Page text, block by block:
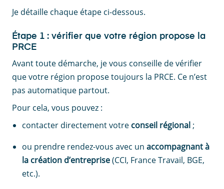
Je détaille chaque étape ci-dessous.
Étape 1 : vérifier que votre région propose la
PRCE
Avant toute démarche, je vous conseille de vérifier
que votre région propose toujours la PRCE. Ce n’est
pas automatique partout.
Pour cela, vous pouvez :
contacter directement votre conseil régional ;
ou prendre rendez-vous avec un accompagnant à
la création d’entreprise(CCI, France Travail, BGE,
etc.).